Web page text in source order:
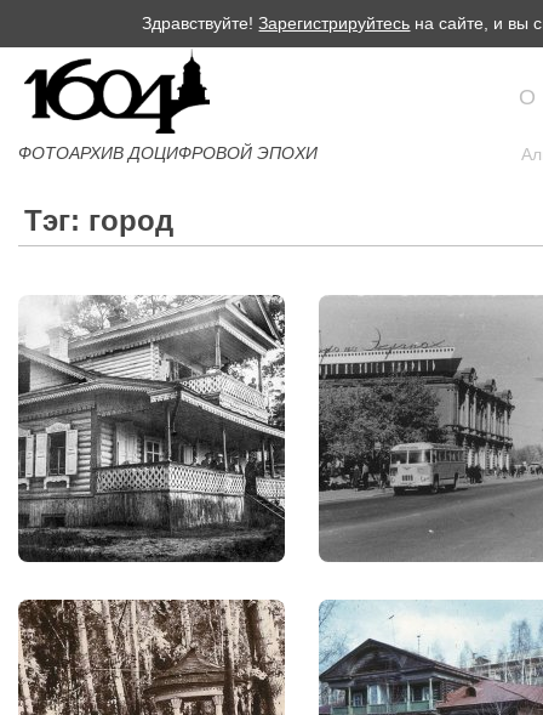
Здравствуйте!Зарегистрируйтесь на сайте, и вы
ФОТОАРХИВ ДОЦИФРОВОЙ ЭПОХИ
О
Тэг: город